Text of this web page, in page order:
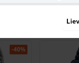
-40%